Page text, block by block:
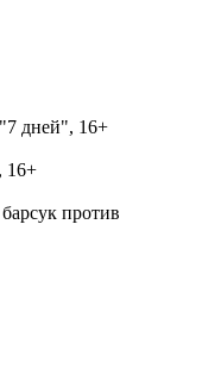
дней", 16+
16+
против